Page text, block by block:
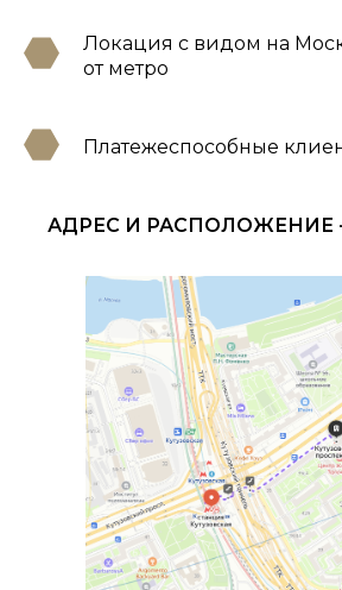
Локация с видом на
от метро
Платежеспособные
АДРЕС И РАСПОЛОЖЕНИЕ
Москва,